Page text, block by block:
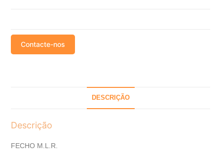
Contacte-nos
DESCRIÇÃO
Descrição
FECHO M.L.R.